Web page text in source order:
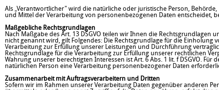
Als „Verantwortlicher" wird die natürliche oder juristische Person,
und Mittel der Verarbeitung von personenbezogenen Daten entscheidet,
Maßgebliche Rechtsgrundlagen
Nach Maßgabe des Art. 13 DSGVO teilen wir Ihnen die
nicht genannt wird, gilt Folgendes: Die Rechtsgrundlage für die Einholung
Verarbeitung zur Erfüllung unserer Leistungen und Durchführung
Rechtsgrundlage für die Verarbeitung zur Erfüllung unserer rechtlichen
Wahrung unserer berechtigten Interessen ist Art. 6 Abs. 1 lit. f DSGVO.
natürlichen Person eine Verarbeitung personenbezogener Daten
Zusammenarbeit mit Auftragsverarbeitern und Dritten
Sofern wir im Rahmen unserer Verarbeitung Daten gegenüber anderen